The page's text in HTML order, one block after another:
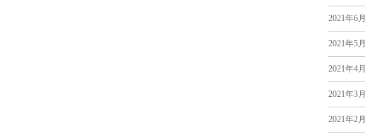
2021年6月
2021年5月
2021年4月
2021年3月
2021年2月